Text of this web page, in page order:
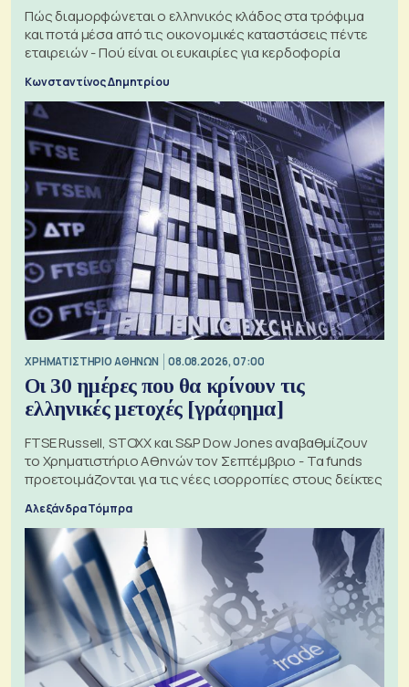
Πώς διαμορφώνεται ο ελληνικός κλάδος στα τρόφιμα
και ποτά μέσα από τις οικονομικές καταστάσεις πέντε
εταιρειών - Πού είναι οι ευκαιρίες για κερδοφορία
Κωνσταντίνος Δημητρίου
XΡΗΜΑΤΙΣΤΗΡΙΟ ΑΘΗΝΩΝ 08.08.2026, 07:00
Οι 30 ημέρες που θα κρίνουν τις
ελληνικές μετοχές [γράφημα]
FTSE Russell, STOXX και S&P Dow Jones αναβαθμίζουν
το Χρηματιστήριο Αθηνών τον Σεπτέμβριο - Τα funds
προετοιμάζονται για τις νέες ισορροπίες στους δείκτες
Αλεξάνδρα Τόμπρα